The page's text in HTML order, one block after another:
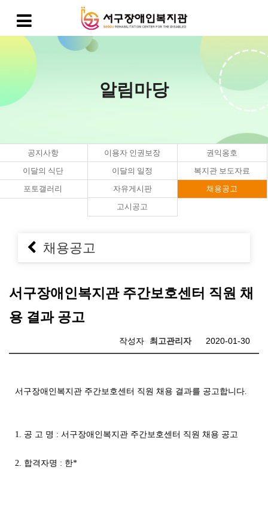
알림마당
공지사항 이용자 인권보장
권익옹호
이달의 식단
이달의 일정
복지관 보도자료
포토갤러리
자유게시판
채용공고
고시공고
채용공고
서구장애인복지관 주간보호센터 직원 채
용 결과 공고
작성자 최고관리자 2020-01-30
서구장애인복지관 주간보호센터 직원 채용 결과를 공고합니다
1. 공 고 명 : 서구장애인복지관 주간보호센터 직원 채용 공고
2. 합격자명 : 한*